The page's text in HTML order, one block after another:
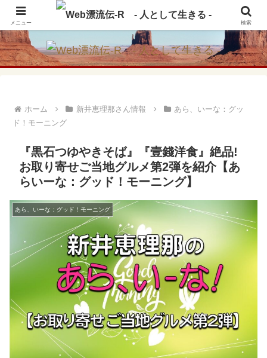
アメリカ・インディアンの思想・生き方からの学びをメインに、趣味や経験則
ホーム 新井恵理那さん情報
あら、いーな：グッ
ド！モーニング
『黒石つゆやきそば』『壹錢洋食』絶品!
お取り寄せご当地グルメ第2弾を紹介【あ
らいーな：グッド！モーニング】
あら、いーな：グッド！モーニング
メニュー 検索